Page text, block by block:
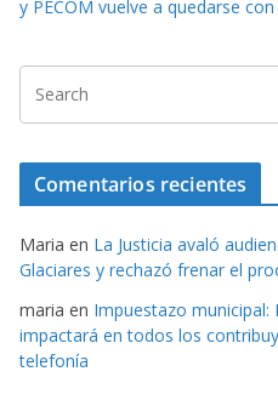
y PECOM vuelve a quedarse
Comentarios recientes
Maria en La Justicia avaló
Glaciares y rechazó frenar el
maria en Impuestazo municipal:
impactará en todos los
telefonía